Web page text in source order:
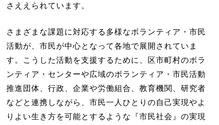
さええられています。
さまざまな課題に対応する多様なボランティア・市民
活動が、市民が中心となって各地で展開されていま
す。こうした活動を支援するために、区市町村のボラ
ンティア・センターや広域のボランティア・市民活動
推進団体、行政、企業や労働組合、教育機関、研究者
などと連携しながら、市民一人ひとりの自己実現やよ
りよい生き方を可能とするような『市民社会』の実現